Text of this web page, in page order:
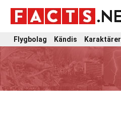
Flygbolag Kändis Karaktärer